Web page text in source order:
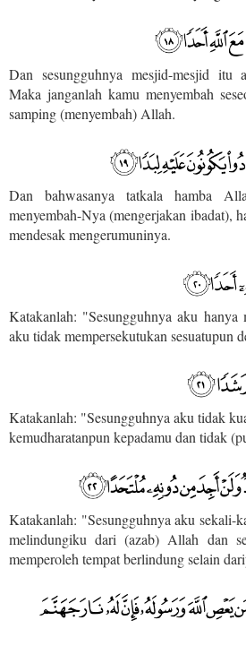
Dan sesungguhnya mesjid-mesjid itu
Maka janganlah kamu menyembah
samping (menyembah) Allah.
Dan bahwasanya tatkala hamba
menyembah-Nya (mengerjakan ibadat),
mendesak mengerumuninya.
Katakanlah: "Sesungguhnya aku hanya
aku tidak mempersekutukan sesuatupun
Katakanlah: "Sesungguhnya aku tidak
kemudharatanpun kepadamu dan tidak
Katakanlah: "Sesungguhnya aku sekali-
melindungiku dari (azab) Allah dan
memperoleh tempat berlindung selain